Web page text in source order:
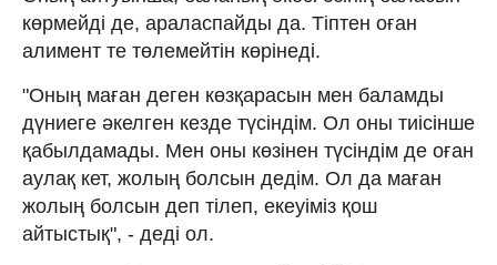
көрмейді де, араласпайды да. Тіптен оған
алимент те төлемейтін көрінеді.
"Оның маған деген көзқарасын мен баламды
дүниеге әкелген кезде түсіндім. Ол оны тиісінше
қабылдамады. Мен оны көзінен түсіндім де оған
аулақ кет, жолың болсын дедім. Ол да маған
жолың болсын деп тілеп, екеуіміз қош
айтыстық", - деді ол.